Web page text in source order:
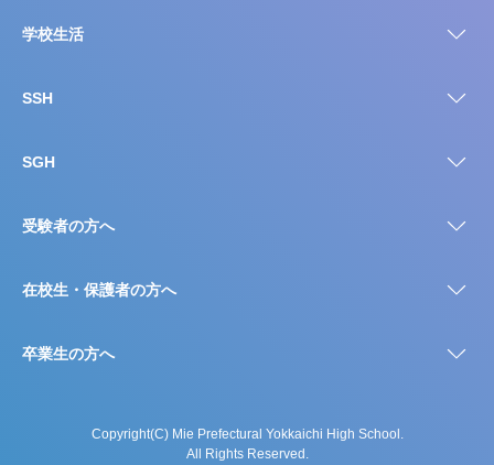
学校生活
SSH
SGH
受験者の方へ
在校生・保護者の方へ
卒業生の方へ
Copyright(C) Mie Prefectural Yokkaichi High School.
All Rights Reserved.